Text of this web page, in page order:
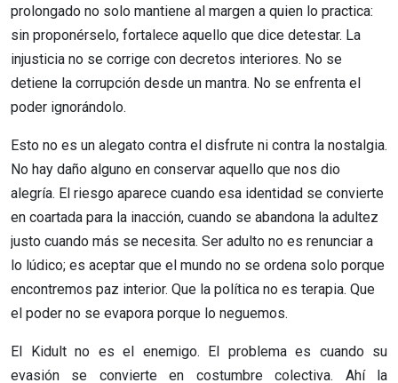
prolongado no solo mantiene al margen a quien lo practica:
sin proponérselo, fortalece aquello que dice detestar. La
injusticia no se corrige con decretos interiores. No se
detiene la corrupción desde un mantra. No se enfrenta el
poder ignorándolo.
Esto no es un alegato contra el disfrute ni contra la nostalgia.
No hay daño alguno en conservar aquello que nos dio
alegría. El riesgo aparece cuando esa identidad se convierte
en coartada para la inacción, cuando se abandona la adultez
justo cuando más se necesita. Ser adulto no es renunciar a
lo lúdico; es aceptar que el mundo no se ordena solo porque
encontremos paz interior. Que la política no es terapia. Que
el poder no se evapora porque lo neguemos.
El Kidult no es el enemigo. El problema es cuando su
evasión se convierte en costumbre colectiva. Ahí la